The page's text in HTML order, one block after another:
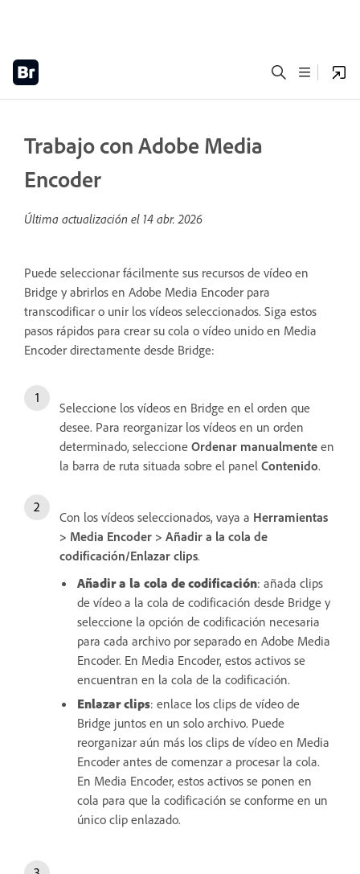
Trabajo con Adobe Media
Encoder
Última actualización el 14 abr. 2026
Puede seleccionar fácilmente sus recursos de vídeo en
Bridge y abrirlos en Adobe Media Encoder para
transcodificar o unir los vídeos seleccionados. Siga estos
pasos rápidos para crear su cola o vídeo unido en Media
Encoder directamente desde Bridge:
Seleccione los vídeos en Bridge en el orden que
desee. Para reorganizar los vídeos en un orden
determinado, seleccione Ordenar manualmente en
la barra de ruta situada sobre el panel Contenido.
Con los vídeos seleccionados, vaya a Herramientas
> Media Encoder > Añadir a la cola de
codificación/Enlazar clips.
Añadir a la cola de codificación: añada clips
de vídeo a la cola de codificación desde Bridge y
seleccione la opción de codificación necesaria
para cada archivo por separado en Adobe Media
Encoder. En Media Encoder, estos activos se
encuentran en la cola de la codificación.
Enlazar clips: enlace los clips de vídeo de
Bridge juntos en un solo archivo. Puede
reorganizar aún más los clips de vídeo en Media
Encoder antes de comenzar a procesar la cola.
En Media Encoder, estos activos se ponen en
cola para que la codificación se conforme en un
único clip enlazado.